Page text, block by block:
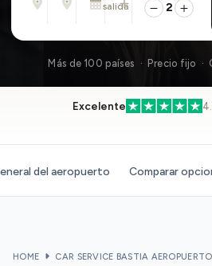
Dirección, aeropuerto, hotel, ...
Dirección, aeropuerto,
salida
Lun., 10 Ago. · 01:45
añadir regreso
2
Más de 100 países · Precio fijo ·
Excelente
del aeropuerto Comparar
HOME CAR SERVICE BASTIA AEROPUERTO